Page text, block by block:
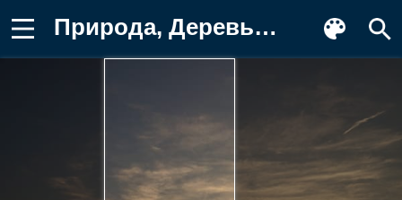
Природа, Деревья, Небо, Облака, Закат Обои